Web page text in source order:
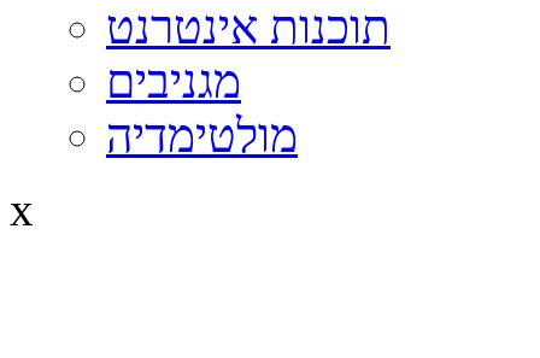
תוכנות אינטרנט
מגניבים
מולטימדיה
x